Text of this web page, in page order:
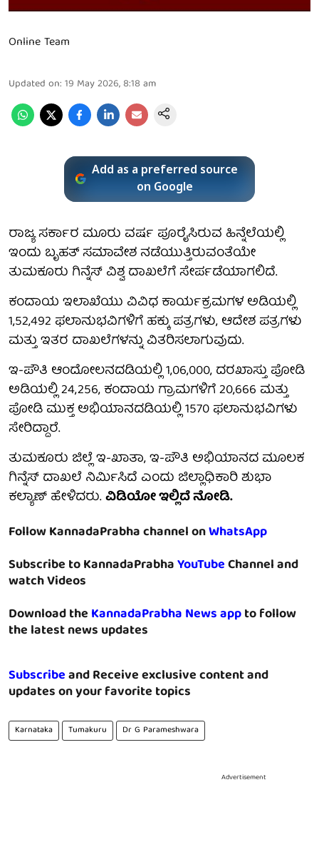
Online Team
Updated on: 19 May 2026, 8:18 am
Add as a preferred source
on Google
ರಾಜ್ಯ ಸರ್ಕಾರ ಮೂರು ವರ್ಷ ಪೂರೈಸಿರುವ ಹಿನ್ನೆಲೆಯಲ್ಲಿ
ಇಂದು ಬೃಹತ್ ಸಮಾವೇಶ ನಡೆಯುತ್ತಿರುವಂತೆಯೇ
ತುಮಕೂರು ಗಿನ್ನೆಸ್ ವಿಶ್ವ ದಾಖಲೆಗೆ ಸೇರ್ಪಡೆಯಾಗಲಿದೆ.
ಕಂದಾಯ ಇಲಾಖೆಯು ವಿವಿಧ ಕಾರ್ಯಕ್ರಮಗಳ ಅಡಿಯಲ್ಲಿ
1,52,492 ಫಲಾನುಭವಿಗಳಿಗೆ ಹಕ್ಕು ಪತ್ರಗಳು, ಆದೇಶ ಪತ್ರಗಳು
ಮತ್ತು ಇತರ ದಾಖಲೆಗಳನ್ನು ವಿತರಿಸಲಾಗುವುದು.
ಇ-ಪೌತಿ ಆಂದೋಲನದಡಿಯಲ್ಲಿ 1,06,000, ದರಖಾಸ್ತು ಪೋಡಿ
ಅಡಿಯಲ್ಲಿ 24,256, ಕಂದಾಯ ಗ್ರಾಮಗಳಿಗೆ 20,666 ಮತ್ತು
ಪೋಡಿ ಮುಕ್ತ ಅಭಿಯಾನದಡಿಯಲ್ಲಿ 1570 ಫಲಾನುಭವಿಗಳು
ಸೇರಿದ್ದಾರೆ.
ತುಮಕೂರು ಜಿಲ್ಲೆ ಇ-ಖಾತಾ, ಇ-ಪೌತಿ ಅಭಿಯಾನದ ಮೂಲಕ
ಗಿನ್ನೆಸ್ ದಾಖಲೆ ನಿರ್ಮಿಸಿದೆ ಎಂದು ಜಿಲ್ಲಾಧಿಕಾರಿ ಶುಭಾ
ಕಲ್ಯಾಣ್ ಹೇಳಿದರು.ವಿಡಿಯೋ ಇಲ್ಲಿದೆ ನೋಡಿ.
Follow KannadaPrabha channel onWhatsApp
Subscribe to KannadaPrabhaYouTubeChannel and
watch Videos
Download theKannadaPrabha News appto follow
the latest news updates
Subscribeand Receive exclusive content and
updates on your favorite topics
Karnataka Tumakuru Dr G Parameshwara
Advertisement